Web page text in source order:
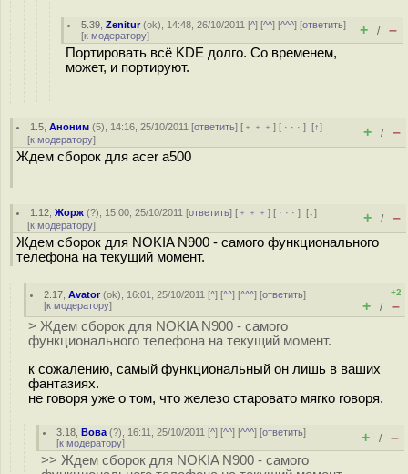
5.39 ,Zenitur(ok), 14:48, 26/10/2011 [^] [^^] [^^^] [ответить]
[к модератору] + / –
Портировать всё KDE долго. Со временем,
может, и портируют.
1.5 ,Аноним (5), 14:16, 25/10/2011 [ответить] [ ﹢﹢﹢] [ · · ·][↑]
[к модератору] + / –
Ждем сборок для acer a500
1.12 ,Жорж (?), 15:00, 25/10/2011 [ответить] [ ﹢﹢﹢] [ · · ·][↓]
[к модератору] + / –
Ждем сборок для NOKIA N900 - самого функционального
телефона на текущий момент.
2.17 ,Avator(ok), 16:01, 25/10/2011 [^] [^^] [^^^] [ответить]
[к модератору]
+2
+ / –
> Ждем сборок для NOKIA N900 - самого
функционального телефона на текущий момент.
к сожалению, самый функциональный он лишь в ваших
фантазиях.
не говоря уже о том, что железо старовато мягко говоря.
3.18 ,Вова (?), 16:11, 25/10/2011 [^] [^^] [^^^] [ответить]
[к модератору] + / –
>> Ждем сборок для NOKIA N900 - самого